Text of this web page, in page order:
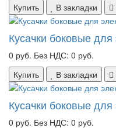
Купить
В закладки
Кусачки боковые
0 руб. Без НДС: 0 руб.
Купить
В закладки
Кусачки боковые
0 руб. Без НДС: 0 руб.